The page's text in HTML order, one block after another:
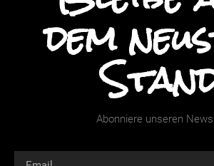
dem
Abonniere unseren